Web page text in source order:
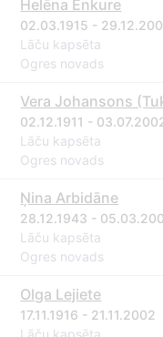
Helēna Enkure
02.03.1915 -
Lāču kapsēta
Ogres novads
Vera Johansons
02.12.1911 -
Lāču kapsēta
Ogres novads
Ņina Arbidāne
28.12.1943 -
Lāču kapsēta
Ogres novads
Olga Lejiete
17.11.1916 - 21.11.2002
Lāču kapsēta